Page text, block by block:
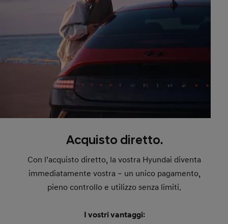
Acquisto diretto.
Con l’acquisto diretto, la vostra Hyundai diventa
immediatamente vostra – un unico pagamento,
pieno controllo e utilizzo senza limiti.
I vostri vantaggi: